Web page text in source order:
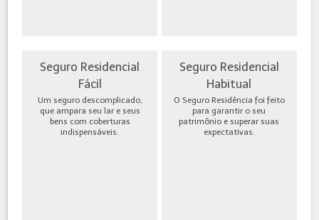
Seguro Residencial
Fácil
Um seguro descomplicado,
que ampara seu lar e seus
bens com coberturas
indispensáveis.
Seguro Residencial
Habitual
O Seguro Residência foi feito
para garantir o seu
patrimônio e superar suas
expectativas.